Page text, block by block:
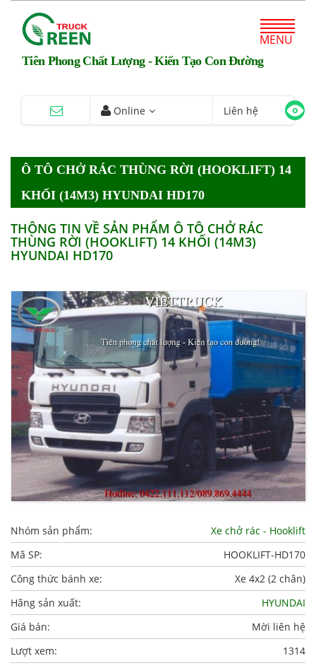
MENU
Tiên Phong Chất Lượng - Kiến Tạo Con Đường
Online Liên hệ
Ô TÔ CHỞ RÁC THÙNG RỜI (HOOKLIFT) 14
KHỐI (14M3) HYUNDAI HD170
THÔNG TIN VỀ SẢN PHẨM Ô TÔ CHỞ RÁC
THÙNG RỜI (HOOKLIFT) 14 KHỐI (14M3)
HYUNDAI HD170
Nhóm sản phẩm:
Xe chở rác - Hooklift
Mã SP:
HOOKLIFT-HD170
Công thức bánh xe:
Xe 4x2 (2 chân)
Hãng sản xuất:
HYUNDAI
Giá bán:
Mời liên hệ
Lượt xem:
1314